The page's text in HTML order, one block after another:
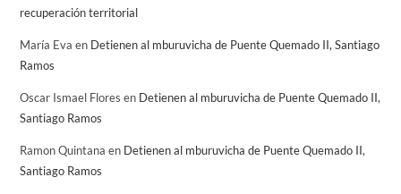
recuperación territorial
María Eva en Detienen al mburuvicha de Puente Quemado II, Santiago
Ramos
Oscar Ismael Flores en Detienen al mburuvicha de Puente Quemado II,
Santiago Ramos
Ramon Quintana en Detienen al mburuvicha de Puente Quemado II,
Santiago Ramos